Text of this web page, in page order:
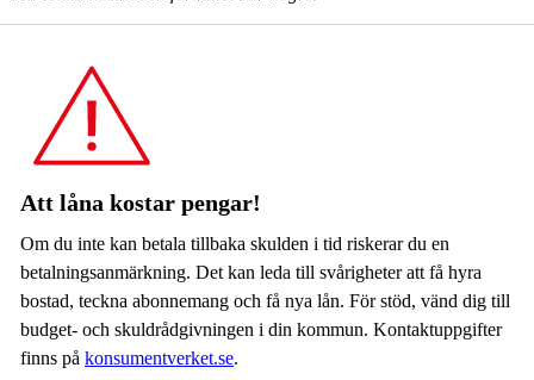
Att låna kostar pengar!
Om du inte kan betala tillbaka skulden i tid riskerar du en
betalningsanmärkning. Det kan leda till svårigheter att få hyra
bostad, teckna abonnemang och få nya lån. För stöd, vänd dig till
budget- och skuldrådgivningen i din kommun. Kontaktuppgifter
finns på konsumentverket.se.